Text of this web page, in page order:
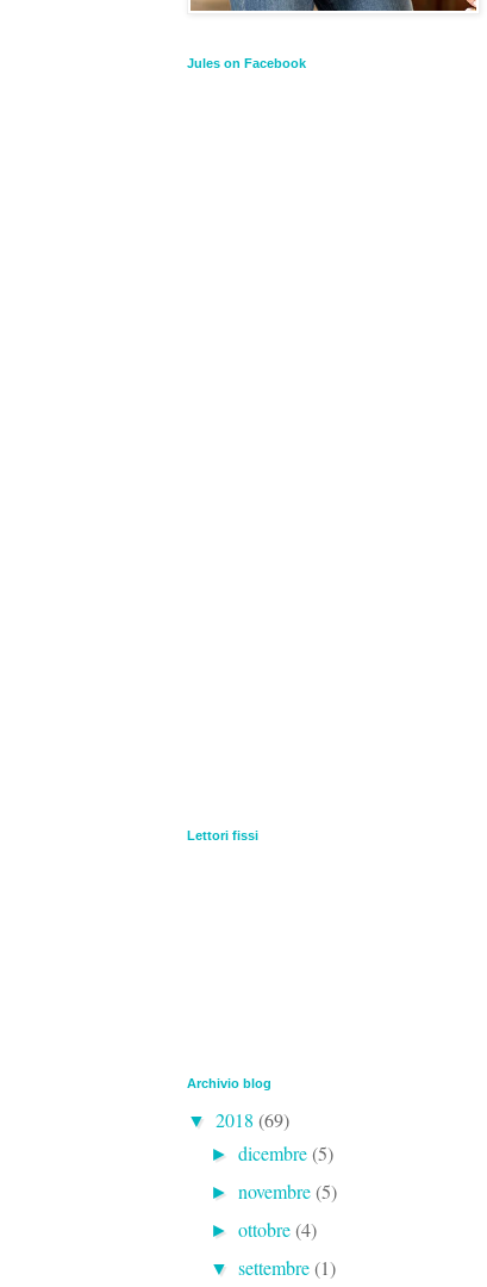
Jules on Facebook
Lettori fissi
Archivio blog
▼ 2018 (69)
►dicembre(5)
►novembre(5)
►ottobre(4)
▼settembre(1)